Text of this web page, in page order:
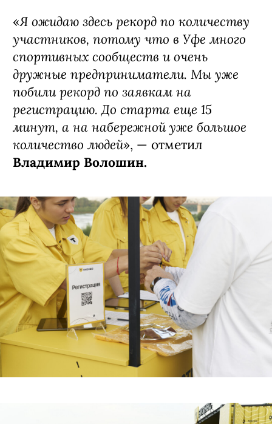
«Я ожидаю здесь рекорд по количеству
участников, потому что в Уфе много
спортивных сообществ и очень
дружные предприниматели. Мы уже
побили рекорд по заявкам на
регистрацию. До старта еще 15
минут, а на набережной уже большое
количество людей», — отметил
Владимир Волошин.